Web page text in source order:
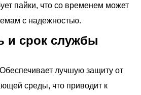
пайки, что со временем может
с надежностью.
и срок службы
Обеспечивает лучшую защиту от
среды, что приводит к